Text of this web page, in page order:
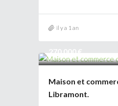
il y a 1 an
270 000 €
Maison et
Libramont.